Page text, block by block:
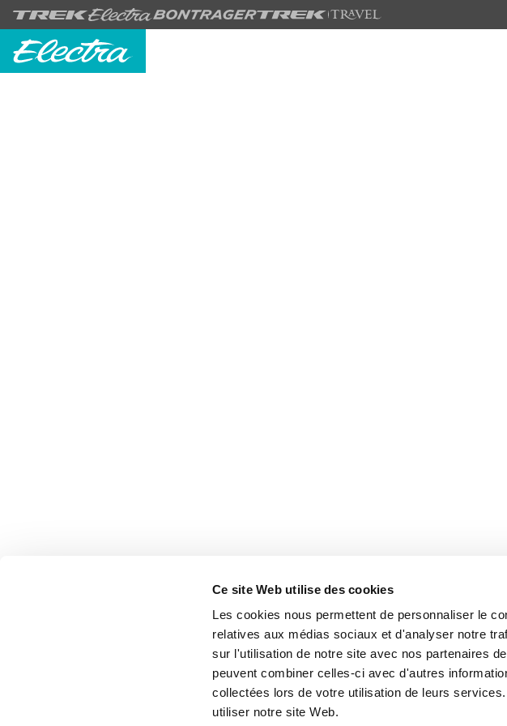
Ce site Web utilise des cookies
Les cookies nous permettent de personnaliser le
relatives aux médias sociaux et d'analyser notre
sur l'utilisation de notre site avec nos partenaires
peuvent combiner celles-ci avec d'autres
collectées lors de votre utilisation de leurs
utiliser notre site Web.